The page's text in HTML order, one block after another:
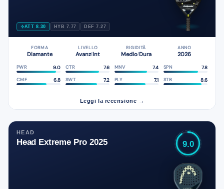
ATT 8.30 HYB 7.77 DEF 7.27
FORMA
Diamante
LIVELLO
Avanz/Int
RIGIDITÀ
Medio/Dura
ANNO
2026
PWR 9.0 CTR 7.6 MNV 7.4 SPN 7.8
CMF 6.8 SWT 7.2 PLY 7.1 STB 8.6
Leggi la recensione →
HEAD
Head Extreme Pro 2025 9.0